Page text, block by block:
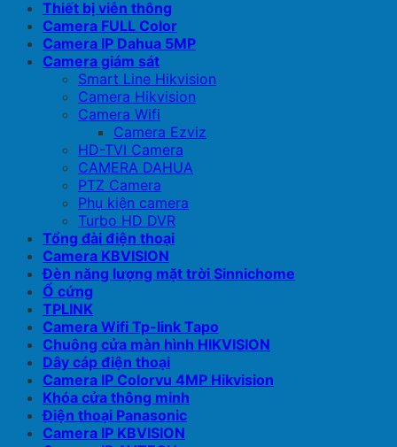
Thiết bị viễn thông
Camera FULL Color
Camera IP Dahua 5MP
Camera giám sát
Smart Line Hikvision
Camera Hikvision
Camera Wifi
Camera Ezviz
HD-TVI Camera
CAMERA DAHUA
PTZ Camera
Phụ kiện camera
Turbo HD DVR
Tổng đài điện thoại
Camera KBVISION
Đèn năng lượng mặt trời Sinnichome
Ổ cứng
TPLINK
Camera Wifi Tp-link Tapo
Chuông cửa màn hình HIKVISION
Dây cáp điện thoại
Camera IP Colorvu 4MP Hikvision
Khóa cửa thông minh
Điện thoại Panasonic
Camera IP KBVISION